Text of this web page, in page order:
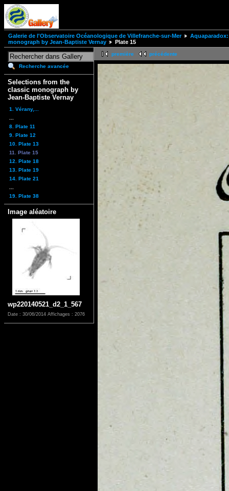
Galerie de l'Observatoire Océanologique de Villefranche-sur-Mer
monograph by Jean-Baptiste Vernay
Plate 15
Recherche avancée
Selections from the
classic monograph by
Jean-Baptiste Vernay
1. Vérany,...
8. Plate 11
9. Plate 12
10. Plate 13
11. Plate 15
12. Plate 18
13. Plate 19
14. Plate 21
19. Plate 38
Image aléatoire
wp220140521_d2_1_567
Date : 30/06/2014 Affichages : 2076
première précédente